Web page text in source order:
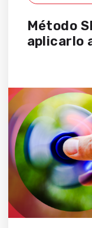
Método
aplicarlo